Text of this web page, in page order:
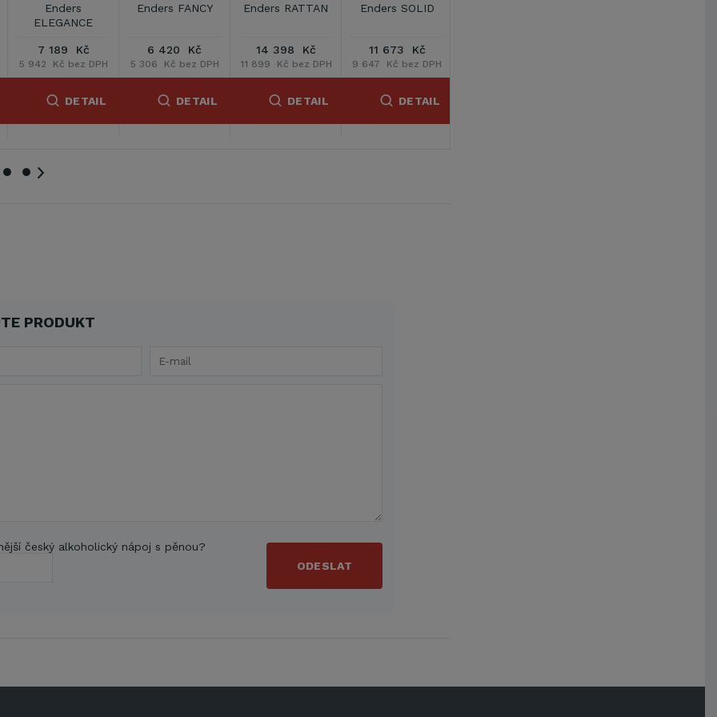
DPH
Enders FANCY
6 420 Kč
5 306 Kč bez DPH
DETAIL
Enders RATTAN
14 398 Kč
11 899 Kč bez DPH
DETAIL
Enders SOLID
11 673 Kč
9 647 Kč bez DPH
DETAIL
Enders VULANO
22 514 Kč
18 607 Kč bez DPH
DETAIL
PRODUKT
český alkoholický nápoj s pěnou?
ODESLAT